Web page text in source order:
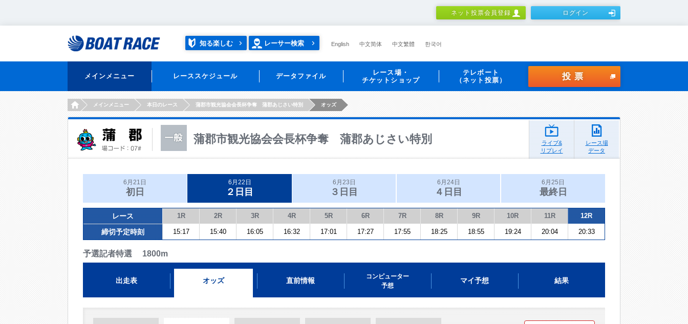
ネット投票会員登録 ログイン
知る楽しむ レーサー検索 English 中文简体 中文繁體 한국어
メインメニュー レーススケジュール データファイル
レース場・
チケットショップ
テレボート
（ネット投票）
投票
HOMEメインメニュー 本日のレース 蒲郡市観光協会会長杯争奪 蒲郡あじさい特別 オッズ
蒲郡市観光協会会長杯争奪 蒲郡あじさい特別
ライブ&
リプレイ
レース場
データ
6月21日
初日
6月22日
２日目
6月23日
３日目
6月24日
４日目
6月25日
最終日
レース 1R 2R 3R 4R 5R 6R 7R 8R 9R 10R 11R 12R
締切予定時刻 15:17 15:40 16:05 16:32 17:01 17:27 17:55 18:25 18:55 19:24 20:04 20:33
予選記者特選 1800m
出走表 オッズ 直前情報
コンピューター
予想
マイ予想 結果